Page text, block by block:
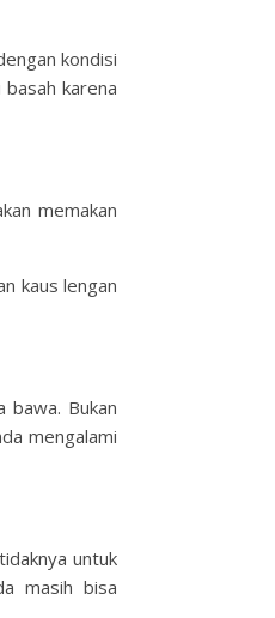
kondisi
karena
memakan
kaus lengan
bawa. Bukan
mengalami
untuk
masih bisa